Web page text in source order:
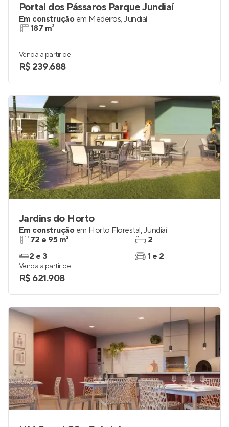
Portal dos Pássaros Parque Jundiaí
Em construção em Medeiros,Jundiaí
187 m²
Venda a partir de
R$ 239.688
Jardins do Horto
Em construção em Horto Florestal,Jundiaí
72 e 95 m²
2 e 3
2
1 e 2
Venda a partir de
R$ 621.908